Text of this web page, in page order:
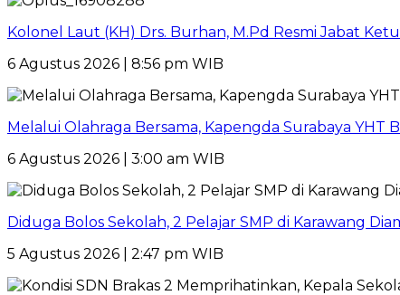
Kolonel Laut (KH) Drs. Burhan, M.Pd Resmi Jabat
6 Agustus 2026 | 8:56 pm WIB
Melalui Olahraga Bersama, Kapengda Surabaya YHT
6 Agustus 2026 | 3:00 am WIB
Diduga Bolos Sekolah, 2 Pelajar SMP di Karawang
5 Agustus 2026 | 2:47 pm WIB